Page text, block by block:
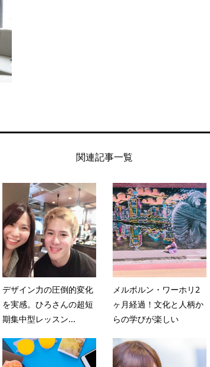
関連記事一覧
デザイン力の圧倒的変化
を実感。ひろさんの超短
期集中型レッスン...
メルボルン・ワーホリ2
ヶ月経過！文化と人柄か
らの学びが楽しい